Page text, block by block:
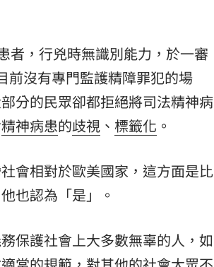
者，行兇時無識別能力，於一審
前沒有專門監護精障罪犯的場
分的民眾卻都拒絕將司法精神病
精神病患的歧視 、 標籤化 。
會相對於歐美國家，這方面是比
也認為「是」。
保護社會上大多數無辜的人，如